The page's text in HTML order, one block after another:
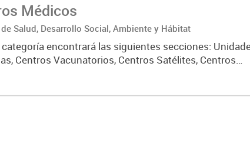
Médicos
Salud, Desarrollo Social, Ambiente y Hábitat
categoría encontrará las siguientes secciones:
Centros Vacunatorios, Centros Satélites, Centros